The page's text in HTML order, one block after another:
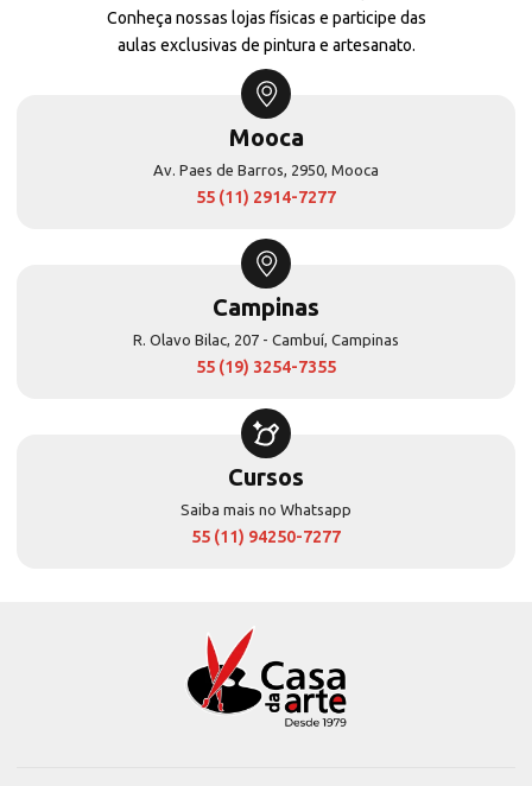
Conheça nossas lojas físicas e participe das
aulas exclusivas de pintura e artesanato.
Mooca
Av. Paes de Barros, 2950, Mooca
55 (11) 2914-7277
Campinas
R. Olavo Bilac, 207 - Cambuí, Campinas
55 (19) 3254-7355
Cursos
Saiba mais no Whatsapp
55 (11) 94250-7277